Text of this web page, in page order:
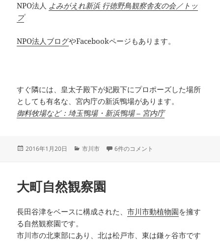
NPO法人 よみがえれ新浜 行徳野鳥観察舎友の会／トッ
プ
NPO法人ブログやFacebookページもあります。
すぐ隣には、皇太子殿下が妃殿下にプロポーズした場所
としても有名な、宮内庁の新浜鴨場があります。
御料牧場など：埼玉鴨場・新浜鴨場 – 宮内庁
投
2016年1月20日
カ
ー
市川市 行徳野鳥観察舎 への
6件のコメント
大町自然観察園
長田谷津をベースに構成された、市川市動植物園を擁す
る自然観察園です。
市川市の北東部にあり、北は松戸市、東は鎌ヶ谷市です